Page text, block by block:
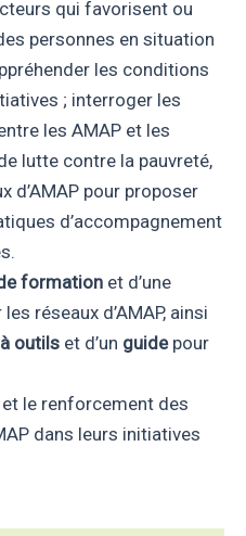
qui favorisent ou
personnes en situation
les conditions
; interroger les
les AMAP et les
lutte contre la pauvreté,
d’AMAP pour proposer
d’accompagnement
formation et d’une
réseaux d’AMAP, ainsi
outils et d’un guide pour
et le renforcement des
dans leurs initiatives